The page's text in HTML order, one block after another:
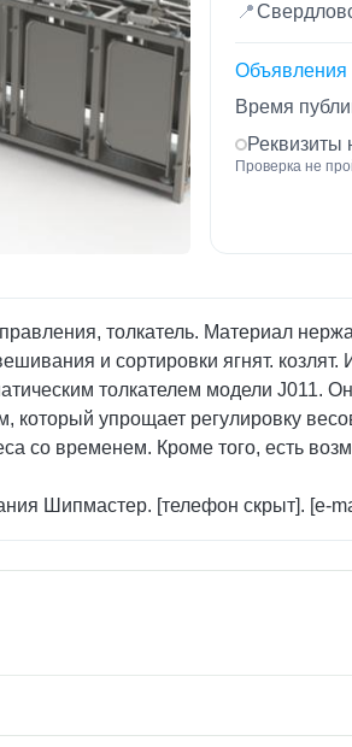
📍
Объявления
Время
Реквизиты
Проверка не
толкатель. Материал
и сортировки ягнят. козлят.
толкателем модели J011.
упрощает регулировку
со временем. Кроме того, есть
Шипмастер. [телефон скрыт]. [e-